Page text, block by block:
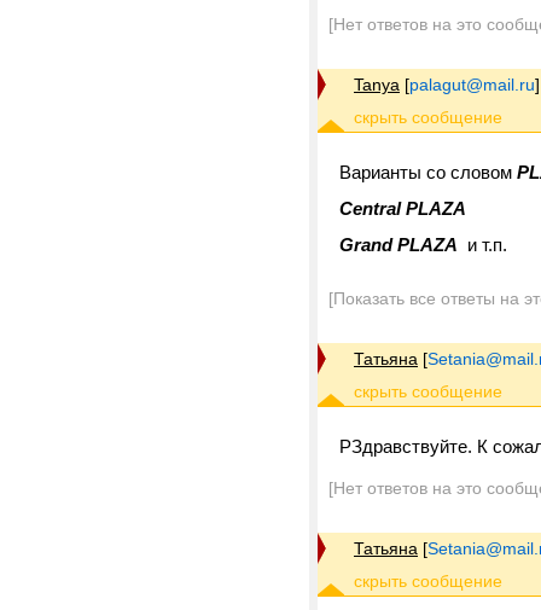
[Нет ответов на это
Tanya [palagut@mail.ru]
Варианты со словом
Central PLAZA
Grand PLAZA и т.п.
[Показать все ответы на
Татьяна [
PЗдравствуйте. К
[Нет ответов на это
Татьяна [